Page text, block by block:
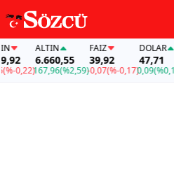
0,22)
ALTIN
6.660,55
167,96(%2,59)
FAİZ
39,92
-0,07(%-0,17)
DOLAR
47,71
0,09(%0,18)